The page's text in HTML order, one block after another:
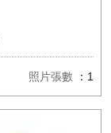
照片張數 ：1